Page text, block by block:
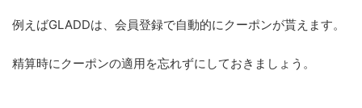
例えばGLADDは、会員登録で自動的にクーポンが貰えます。
精算時にクーポンの適用を忘れずにしておきましょう。